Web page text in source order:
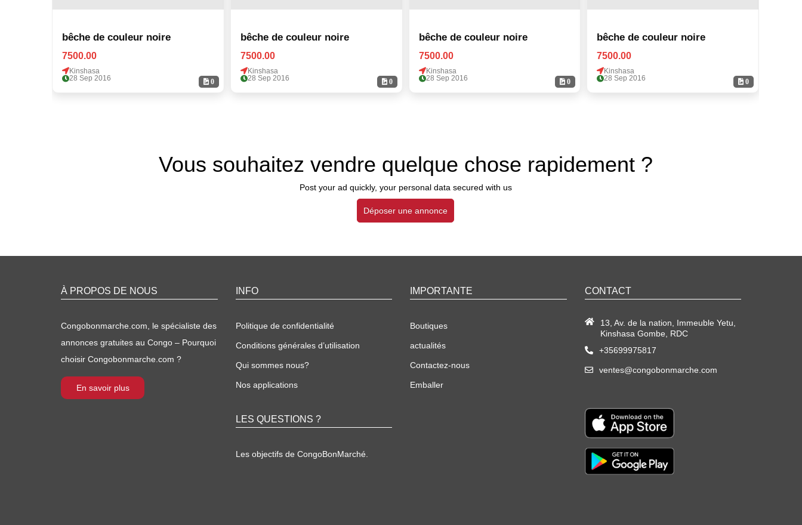
0
bêche de couleur noire
7500.00
Kinshasa
28 Sep 2016
0
bêche de couleur noire
7500.00
Kinshasa
28 Sep 2016
0
bêche de couleur noire
7500.00
Kinshasa
28 Sep 2016
0
bêche de couleur noire
7500.00
Kinshasa
28 Sep 2016
Vous souhaitez vendre quelque chose rapidement ?
Post your ad quickly, your personal data secured with us
Déposer une annonce
À PROPOS DE NOUS
Congobonmarche.com, le spécialiste des
annonces gratuites au Congo – Pourquoi
choisir Congobonmarche.com ?
En savoir plus
INFO
Politique de confidentialité
Conditions générales d’utilisation
Qui sommes nous?
Nos applications
LES QUESTIONS ?
Les objectifs de CongoBonMarché.
IMPORTANTE
Boutiques
actualités
Contactez-nous
Emballer
CONTACT
13, Av. de la nation, Immeuble Yetu,
Kinshasa Gombe, RDC
+35699975817
ventes@congobonmarche.com